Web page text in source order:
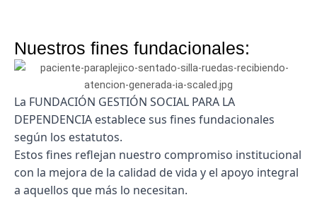
Nuestros fines fundacionales:
La FUNDACIÓN GESTIÓN SOCIAL PARA LA
DEPENDENCIA establece sus fines fundacionales
según los estatutos.
Estos fines reflejan nuestro compromiso institucional
con la mejora de la calidad de vida y el apoyo integral
a aquellos que más lo necesitan.